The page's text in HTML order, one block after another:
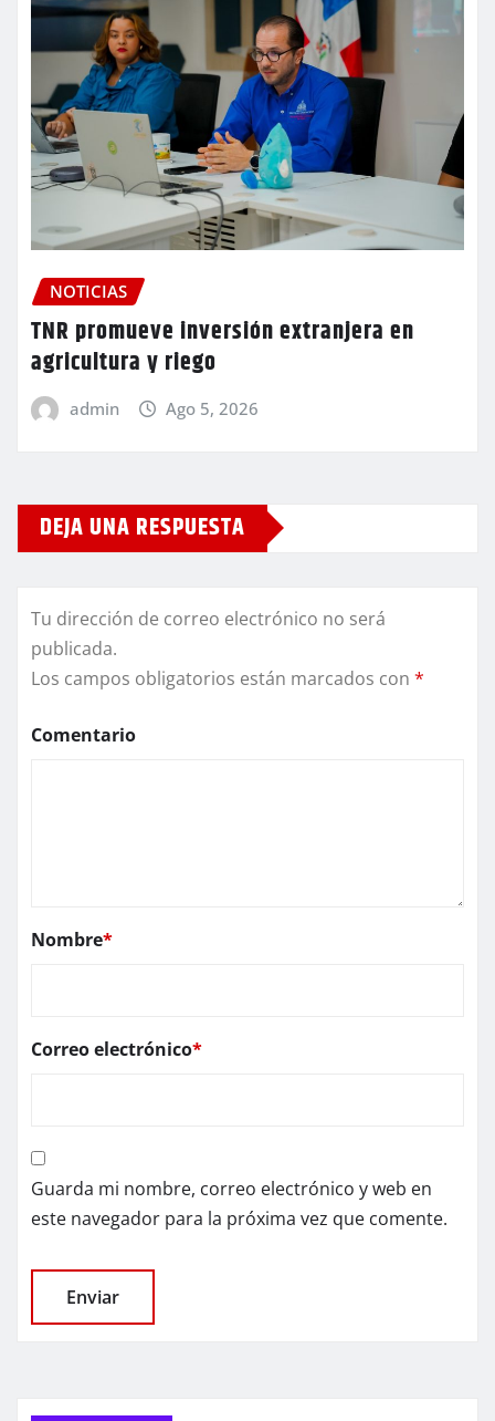
NOTICIAS
TNR promueve inversión extranjera en
agricultura y riego
admin Ago 5, 2026
DEJA UNA RESPUESTA
Tu dirección de correo electrónico no será
publicada.
Los campos obligatorios están marcados con *
Comentario
Nombre*
Correo electrónico*
Guarda mi nombre, correo electrónico y web en
este navegador para la próxima vez que comente.